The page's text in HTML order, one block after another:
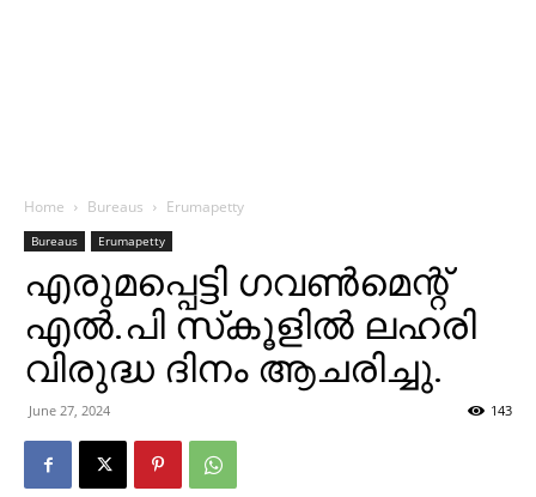
Home Bureaus Erumapetty
Bureaus Erumapetty
എരുമപ്പെട്ടി ഗവണ്‍മെന്റ്
എല്‍.പി സ്‌കൂളില്‍ ലഹരി
വിരുദ്ധ ദിനം ആചരിച്ചു.
June 27, 2024 143